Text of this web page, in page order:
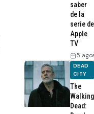
saber
de la
serie de
Apple
TV
5
DEAD
CITY
The
Walking
Dead: